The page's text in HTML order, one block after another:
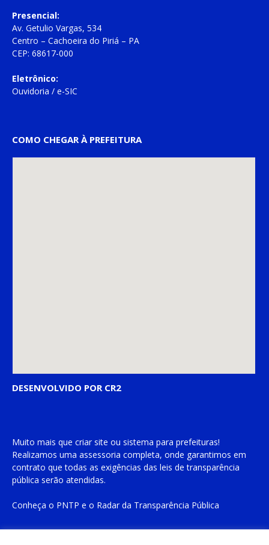
Presencial:
Av. Getulio Vargas, 534
Centro – Cachoeira do Piriá – PA
CEP: 68617-000
Eletrônico:
Ouvidoria / e-SIC
COMO CHEGAR À PREFEITURA
DESENVOLVIDO POR CR2
Muito mais que criar site ou sistema para prefeituras!
Realizamos uma assessoria completa, onde garantimos em
contrato que todas as exigências das leis de transparência
pública serão atendidas.
Conheça o PNTP e o Radar da Transparência Pública